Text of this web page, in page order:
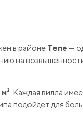
в районе Тепе —
на
. Каждая вилла
подойдет для